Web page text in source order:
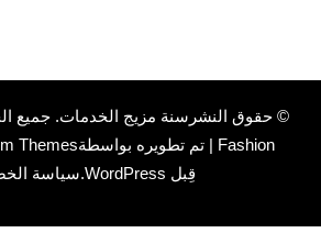
. جميع الحقوق محفوظةHello
Blossom.مدعوم من